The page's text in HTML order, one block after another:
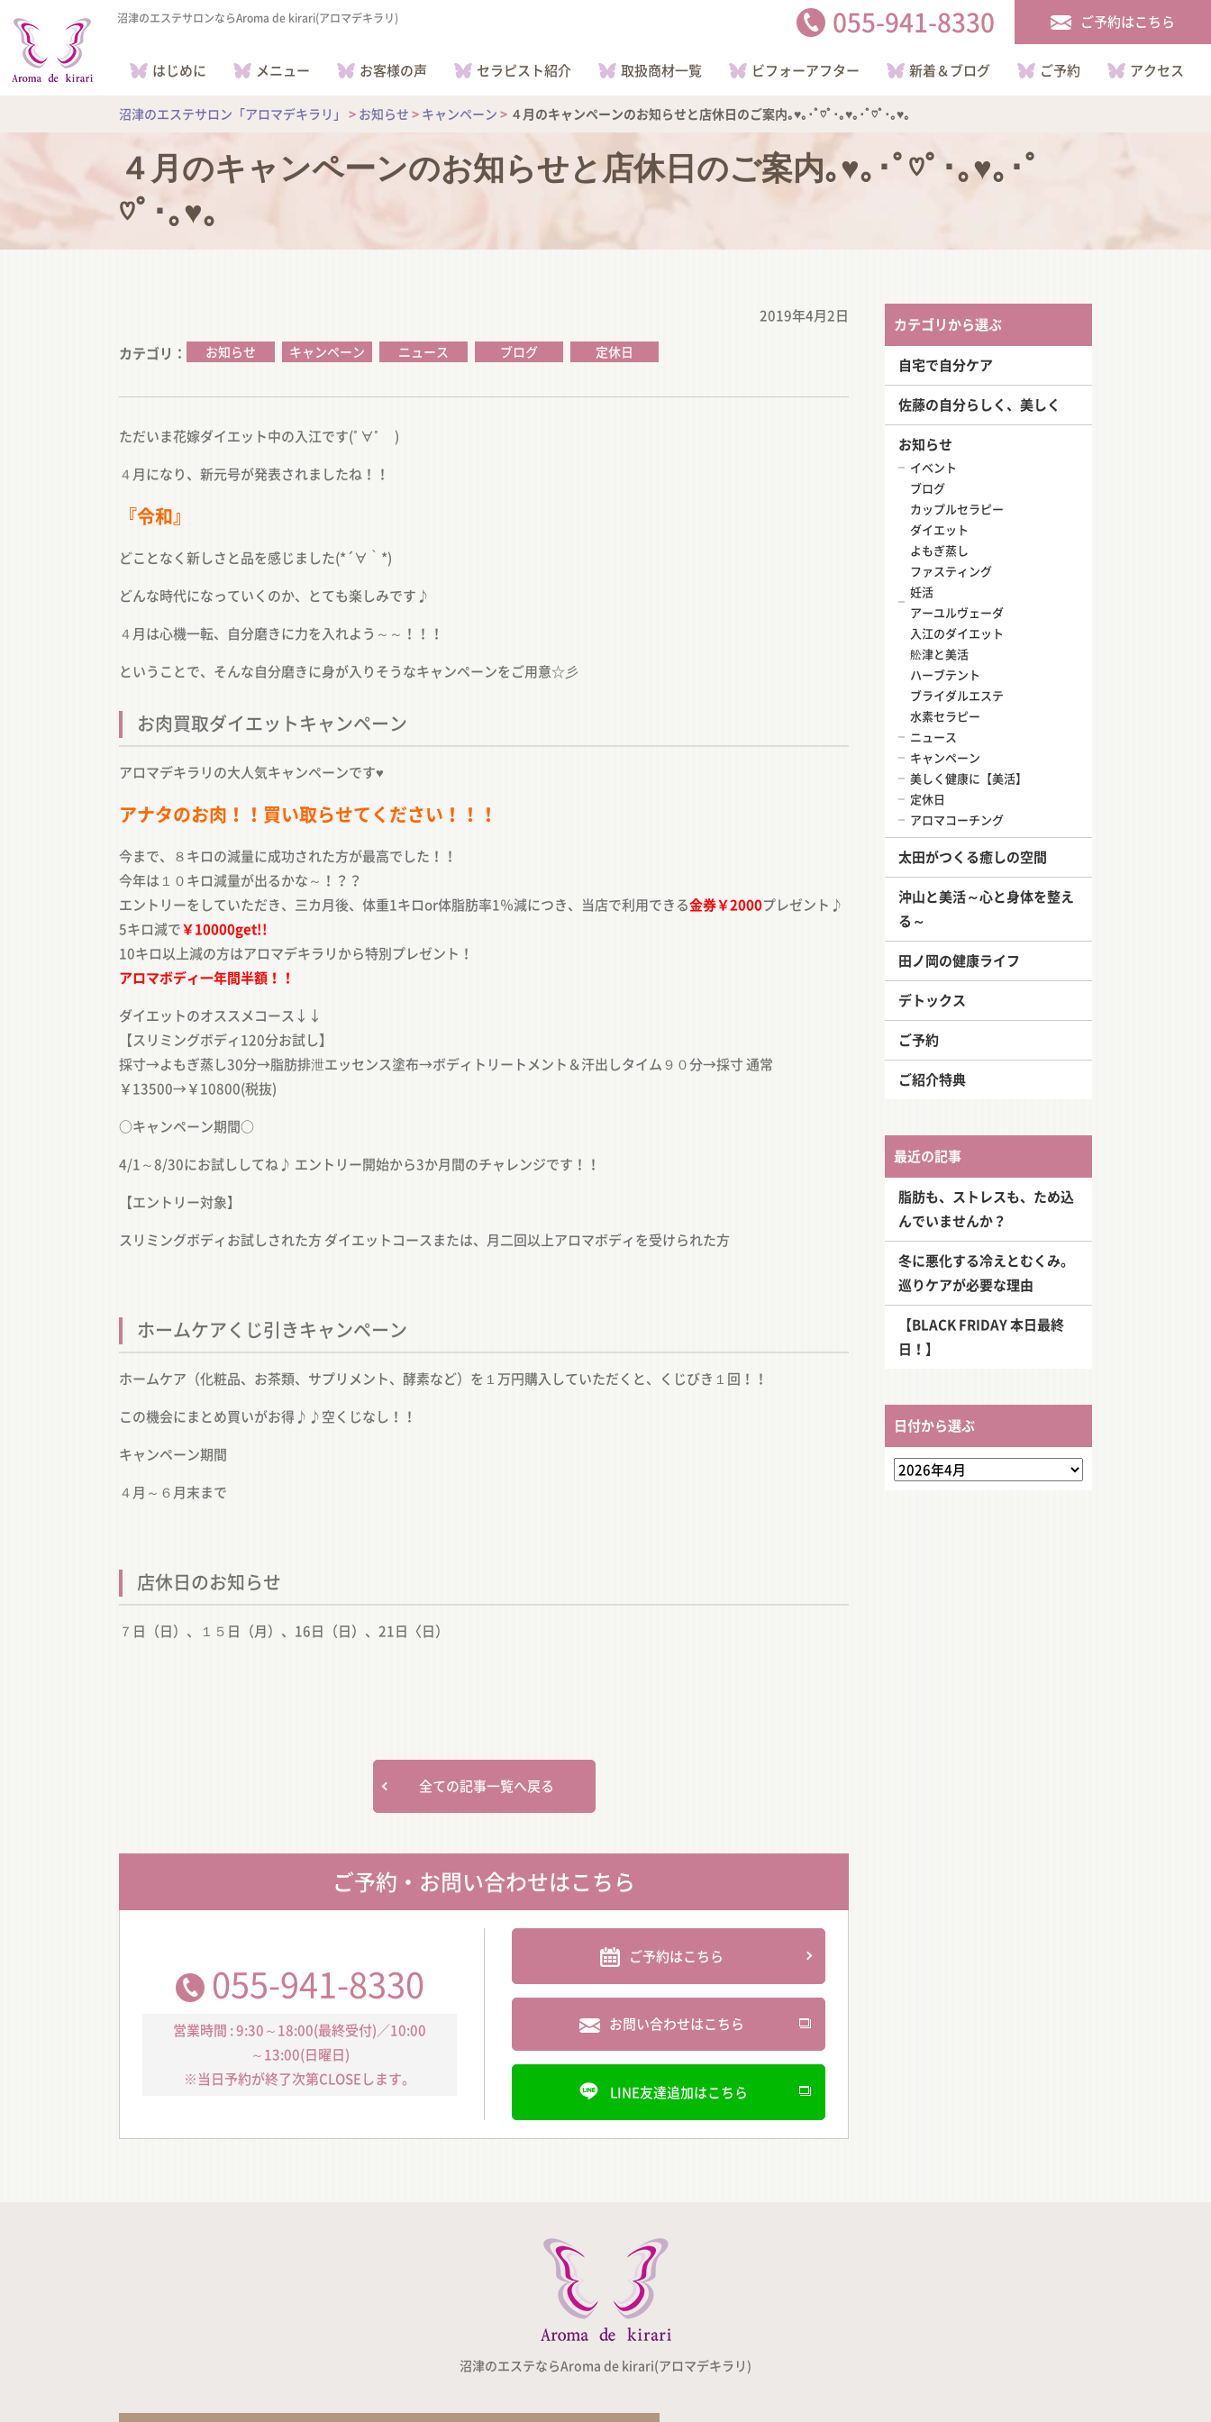
沼津のエステサロンならAroma de kirari(アロマデキラリ) 055-941-8330 ご予約はこちら
はじめに メニュー お客様の声 セラピスト紹介 取扱商材一覧 ビフォーアフター 新着＆ブログ ご予約 アクセス
沼津のエステサロン「アロマデキラリ」 > お知らせ > キャンペーン > ４月のキャンペーンのお知らせと店休日のご案内｡♥｡･ﾟ♡ﾟ･｡♥｡･ﾟ♡ﾟ･｡♥｡
４月のキャンペーンのお知らせと店休日のご案内｡♥｡･ﾟ♡ﾟ･｡♥｡･ﾟ
♡ﾟ･｡♥｡
2019年4月2日
カテゴリ
お知らせ キャンペーン ニュース ブログ 定休日
ただいま花嫁ダイエット中の入江です(ﾟ∀ﾟ )
４月になり、新元号が発表されましたね！！
『令和』
どことなく新しさと品を感じました(*´∀｀*)
どんな時代になっていくのか、とても楽しみです♪
４月は心機一転、自分磨きに力を入れよう～～！！！
ということで、そんな自分磨きに身が入りそうなキャンペーンをご用意☆彡
お肉買取ダイエットキャンペーン
アロマデキラリの大人気キャンペーンです♥
アナタのお肉！！買い取らせてください！！！
今まで、８キロの減量に成功された方が最高でした！！
今年は１０キロ減量が出るかな～！？？
エントリーをしていただき、三カ月後、体重1キロor体脂肪率1％減につき、当店で利用できる金券￥2000プレゼント♪
5キロ減で￥10000get!!
10キロ以上減の方はアロマデキラリから特別プレゼント！
アロマボディ一年間半額！！
ダイエットのオススメコース↓↓
【スリミングボディ120分お試し】
採寸→よもぎ蒸し30分→脂肪排泄エッセンス塗布→ボディトリートメント＆汗出しタイム９０分→採寸 通常
￥13500→￥10800(税抜)
○キャンペーン期間○
4/1～8/30にお試ししてね♪ エントリー開始から3か月間のチャレンジです！！
【エントリー対象】
スリミングボディお試しされた方 ダイエットコースまたは、月二回以上アロマボディを受けられた方
ホームケアくじ引きキャンペーン
ホームケア（化粧品、お茶類、サプリメント、酵素など）を１万円購入していただくと、くじびき１回！！
この機会にまとめ買いがお得♪♪空くじなし！！
キャンペーン期間
４月～６月末まで
店休日のお知らせ
７日（日）、１５日（月）、16日（日）、21日〈日）
全ての記事一覧へ戻る
ご予約・お問い合わせはこちら
055-941-8330
営業時間 : 9:30～18:00(最終受付)／10:00
～13:00(日曜日)
※当日予約が終了次第CLOSEします。
ご予約はこちら
お問い合わせはこちら
LINE友達追加はこちら
カテゴリから選ぶ
自宅で自分ケア
佐藤の自分らしく、美しく
お知らせ
イベント
ブログ
カップルセラピー
ダイエット
よもぎ蒸し
ファスティング
妊活
アーユルヴェーダ
入江のダイエット
舩津と美活
ハーブテント
ブライダルエステ
水素セラピー
ニュース
キャンペーン
美しく健康に【美活】
定休日
アロマコーチング
太田がつくる癒しの空間
沖山と美活～心と身体を整え
る～
田ノ岡の健康ライフ
デトックス
ご予約
ご紹介特典
最近の記事
脂肪も、ストレスも、ため込
んでいませんか？
冬に悪化する冷えとむくみ。
巡りケアが必要な理由
【BLACK FRIDAY 本日最終
日！】
日付から選ぶ
沼津のエステならAroma de kirari(アロマデキラリ)